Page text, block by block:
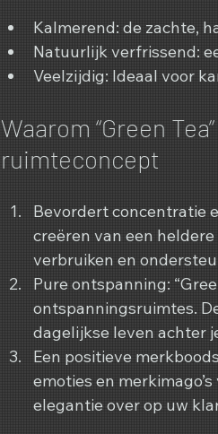
Kalmerend: de zachte,
Natuurlijk verfrissend:
Veelzijdig: Ideaal voor
Waarom “Green
ruimteconcept
Bevordert concentratie
creëren van een
verbruiken en
Pure ontspanning:
ontspanningsruimtes.
dagelijkse leven achter
Een positieve
emoties en
elegantie over op uw